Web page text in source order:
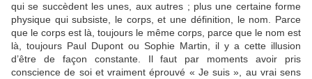
qui se succèdent les unes, aux autres ; plus une certaine forme
physique qui subsiste, le corps, et une définition, le nom. Parce
que le corps est là, toujours le même corps, parce que le nom est
là, toujours Paul Dupont ou Sophie Martin, il y a cette illusion
d’être de façon constante. Il faut par moments avoir pris
conscience de soi et vraiment éprouvé « Je suis », au vrai sens